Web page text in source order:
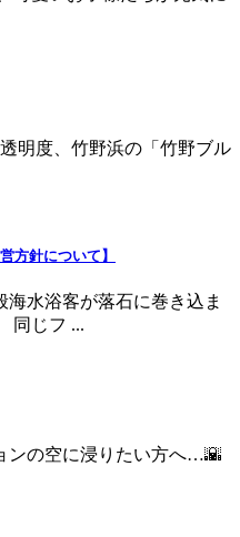
明度、竹野浜の「竹野ブル
方針について】
水浴客が落石に巻き込ま
同じフ ...
ンの空に浸りたい方へ…🌇